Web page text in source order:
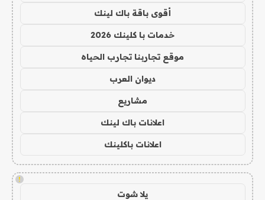
أقوى باقة باك لينك
خدمات با كلينك 2026
موقع تجاربنا تجارب الحياه
ديوان العرب
مشاريع
اعلانات باك لينك
اعلانات باكلينك
!
يلا شوت